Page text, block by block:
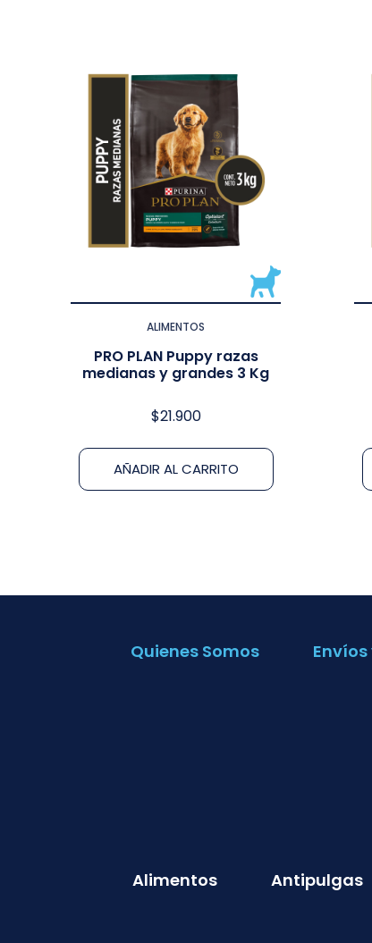
ALIMENTOS
PRO PLAN Puppy razas
medianas y grandes 3 Kg
$21.900
AÑADIR AL CARRITO
Quienes Somos
Alimentos Antipulgas